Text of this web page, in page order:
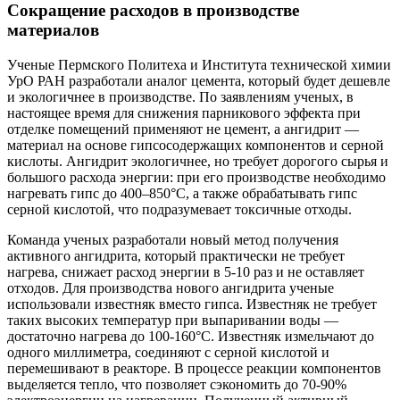
Сокращение расходов в производстве
материалов
Ученые Пермского Политеха и Института технической химии
УрО РАН разработали аналог цемента, который будет дешевле
и экологичнее в производстве. По заявлениям ученых, в
настоящее время для снижения парникового эффекта при
отделке помещений применяют не цемент, а ангидрит —
материал на основе гипсосодержащих компонентов и серной
кислоты. Ангидрит экологичнее, но требует дорогого сырья и
большого расхода энергии: при его производстве необходимо
нагревать гипс до 400–850°C, а также обрабатывать гипс
серной кислотой, что подразумевает токсичные отходы.
Команда ученых разработали новый метод получения
активного ангидрита, который практически не требует
нагрева, снижает расход энергии в 5-10 раз и не оставляет
отходов. Для производства нового ангидрита ученые
использовали известняк вместо гипса. Известняк не требует
таких высоких температур при выпаривании воды —
достаточно нагрева до 100-160°С. Известняк измельчают до
одного миллиметра, соединяют с серной кислотой и
перемешивают в реакторе. В процессе реакции компонентов
выделяется тепло, что позволяет сэкономить до 70-90%